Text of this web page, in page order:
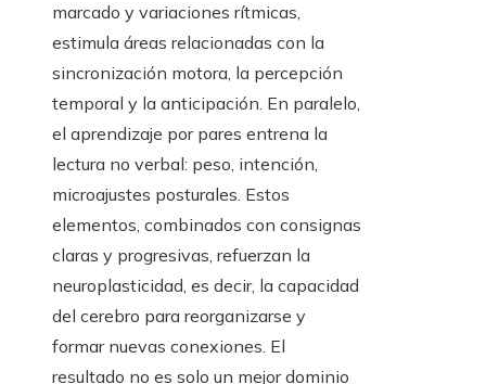
marcado y variaciones rítmicas,
estimula áreas relacionadas con la
sincronización motora, la percepción
temporal y la anticipación. En paralelo,
el aprendizaje por pares entrena la
lectura no verbal: peso, intención,
microajustes posturales. Estos
elementos, combinados con consignas
claras y progresivas, refuerzan la
neuroplasticidad, es decir, la capacidad
del cerebro para reorganizarse y
formar nuevas conexiones. El
resultado no es solo un mejor dominio